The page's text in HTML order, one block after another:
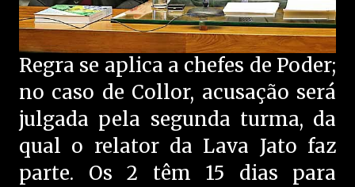
Regra se aplica a chefes de Poder;
no caso de Collor, acusação será
julgada pela segunda turma, da
qual o relator da Lava Jato faz
parte. Os 2 têm 15 dias para